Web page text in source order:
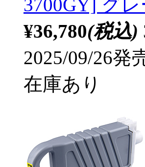
3700GY] グ
¥36,780(税込)
2025/09/26発
在庫あり